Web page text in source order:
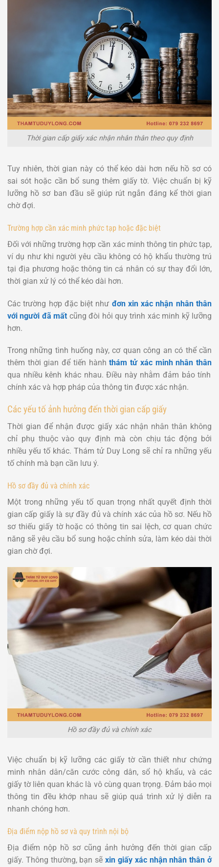
Thời gian cấp giấy xác nhận nhân thân theo quy định
Tuy nhiên, thời gian này có thể kéo dài hơn nếu hồ sơ có
sai sót hoặc cần bổ sung thêm giấy tờ. Việc chuẩn bị kỹ
lưỡng hồ sơ ban đầu sẽ giúp rút ngắn đáng kể thời gian
chờ đợi.
Trường hợp cần xác minh phức tạp hoặc đặc biệt
Đối với những trường hợp cần xác minh thông tin phức tạp,
ví dụ như khi người yêu cầu không có hộ khẩu thường trú
tại địa phương hoặc thông tin cá nhân có sự thay đổi lớn,
thời gian xử lý có thể kéo dài hơn.
Các trường hợp đặc biệt như đơn xin xác nhận nhân thân
với người đã mất cũng đòi hỏi quy trình xác minh kỹ lưỡng
hơn.
Trong những tình huống này, cơ quan công an có thể cần
thêm thời gian để tiến hànhthám tử xác minh nhân thân
qua nhiều kênh khác nhau. Điều này nhằm đảm bảo tính
chính xác và hợp pháp của thông tin được xác nhận.
Các yếu tố ảnh hưởng đến thời gian cấp giấy
Thời gian để nhận được giấy xác nhận nhân thân không
chỉ phụ thuộc vào quy định mà còn chịu tác động bởi
nhiều yếu tố khác. Thám tử Duy Long sẽ chỉ ra những yếu
tố chính mà bạn cần lưu ý.
Hồ sơ đầy đủ và chính xác
Một trong những yếu tố quan trọng nhất quyết định thời
gian cấp giấy là sự đầy đủ và chính xác của hồ sơ. Nếu hồ
sơ thiếu giấy tờ hoặc có thông tin sai lệch, cơ quan chức
năng sẽ yêu cầu bổ sung hoặc chỉnh sửa, làm kéo dài thời
gian chờ đợi.
Hồ sơ đầy đủ và chính xác
Việc chuẩn bị kỹ lưỡng các giấy tờ cần thiết như chứng
minh nhân dân/căn cước công dân, sổ hộ khẩu, và các
giấy tờ liên quan khác là vô cùng quan trọng. Đảm bảo mọi
thông tin đều khớp nhau sẽ giúp quá trình xử lý diễn ra
nhanh chóng hơn.
Địa điểm nộp hồ sơ và quy trình nội bộ
Địa điểm nộp hồ sơ cũng ảnh hưởng đến thời gian cấp
giấy. Thông thường, bạn sẽxin giấy xác nhận nhân thân ở